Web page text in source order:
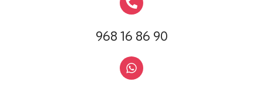
968 16 86 90